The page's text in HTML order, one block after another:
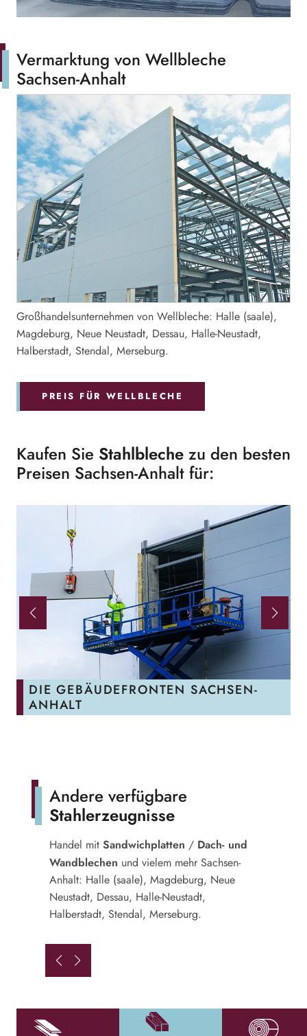
Vermarktung von Wellbleche
Sachsen-Anhalt
Großhandelsunternehmen von Wellbleche: Halle (saale),
Magdeburg, Neue Neustadt, Dessau, Halle-Neustadt,
Halberstadt, Stendal, Merseburg.
PREIS FÜR WELLBLECHE
Kaufen Sie Stahlbleche zu den besten
Preisen Sachsen-Anhalt für:
DIE GEBÄUDEFRONTEN SACHSEN-
ANHALT
Andere verfügbare
Stahlerzeugnisse
Handel mit Sandwichplatten / Dach- und
Wandblechen und vielem mehr Sachsen-
Anhalt: Halle (saale), Magdeburg, Neue
Neustadt, Dessau, Halle-Neustadt,
Halberstadt, Stendal, Merseburg.